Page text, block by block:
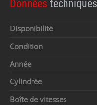
Données techniques
Disponibilité
Condition
Année
Cylindrée
Boîte de vitesses